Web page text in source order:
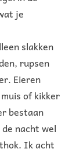
je
slakken
rupsen
Eieren
of kikker
bestaan
nacht wel
Ik acht